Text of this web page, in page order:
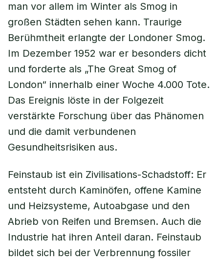
man vor allem im Winter als Smog in
großen Städten sehen kann. Traurige
Berühmtheit erlangte der Londoner Smog.
Im Dezember 1952 war er besonders dicht
und forderte als „The Great Smog of
London“ innerhalb einer Woche 4.000 Tote.
Das Ereignis löste in der Folgezeit
verstärkte Forschung über das Phänomen
und die damit verbundenen
Gesundheitsrisiken aus.
Feinstaub ist ein Zivilisations-Schadstoff: Er
entsteht durch Kaminöfen, offene Kamine
und Heizsysteme, Autoabgase und den
Abrieb von Reifen und Bremsen. Auch die
Industrie hat ihren Anteil daran. Feinstaub
bildet sich bei der Verbrennung fossiler